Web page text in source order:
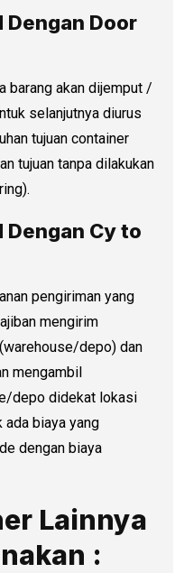
Dengan Door
barang akan dijemput /
selanjutnya diurus
tujuan container
tujuan tanpa dilakukan
Cy to
pengiriman yang
mengirim
depo) dan
mengambil
depo didekat lokasi
ada biaya yang
dengan biaya
Lainnya
: